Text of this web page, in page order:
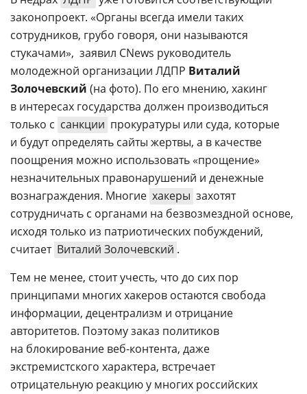
законопроект. «Органы всегда имели таких
сотрудников, грубо говоря, они называются
стукачами»,  заявил СNews руководитель
молодежной организации ЛДПР Виталий
Золочевский (на фото). По его мнению, хакинг
в интересах государства должен производиться
только с санкции прокуратуры или суда, которые
и будут определять сайты жертвы, а в качестве
поощрения можно использовать «прощение»
незначительных правонарушений и денежные
вознаграждения. Многие хакеры захотят
сотрудничать с органами на безвозмездной основе,
исходя только из патриотических побуждений,
считает Виталий Золочевский .
Тем не менее, стоит учесть, что до сих пор
принципами многих хакеров остаются свобода
информации, децентрализм и отрицание
авторитетов. Поэтому заказ политиков
на блокирование веб-контента, даже
экстремистского характера, встречает
отрицательную реакцию у многих российских